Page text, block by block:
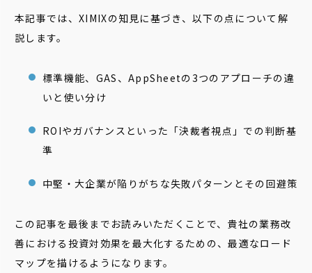
本記事では、XIMIXの知見に基づき、以下の点について解
説します。
標準機能、GAS、AppSheetの3つのアプローチの違
いと使い分け
ROIやガバナンスといった「決裁者視点」での判断基
準
中堅・大企業が陥りがちな失敗パターンとその回避策
この記事を最後までお読みいただくことで、貴社の業務改
善における投資対効果を最大化するための、最適なロード
マップを描けるようになります。